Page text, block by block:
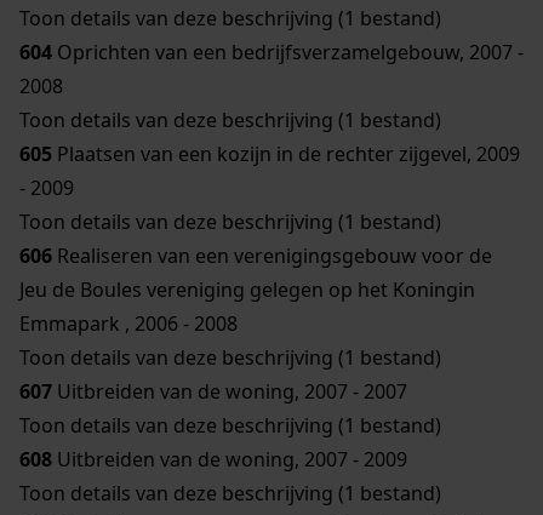
Toon details van deze beschrijving (1 bestand)
604 Oprichten van een bedrijfsverzamelgebouw, 2007 -
2008
Toon details van deze beschrijving (1 bestand)
605 Plaatsen van een kozijn in de rechter zijgevel, 2009
- 2009
Toon details van deze beschrijving (1 bestand)
606 Realiseren van een verenigingsgebouw voor de
Jeu de Boules vereniging gelegen op het Koningin
Emmapark , 2006 - 2008
Toon details van deze beschrijving (1 bestand)
607 Uitbreiden van de woning, 2007 - 2007
Toon details van deze beschrijving (1 bestand)
608 Uitbreiden van de woning, 2007 - 2009
Toon details van deze beschrijving (1 bestand)